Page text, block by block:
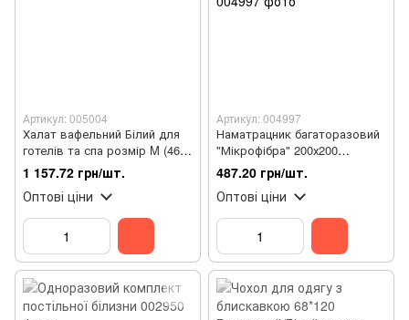
Артикул: 005004
Халат вафельний Білий для
готелів та спа розмір M (46-
48)
1 157.72 грн/шт.
Оптові ціни
Артикул: 004997
Наматрацник багаторазовий
"Мікрофібра" 200х200
(водовідштовхуючий)
487.20 грн/шт.
Оптові ціни